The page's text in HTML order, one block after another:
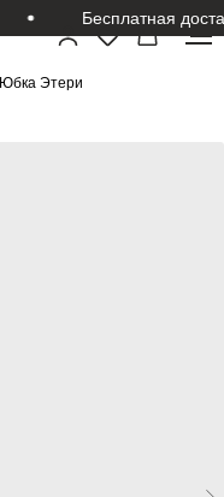
Бесплатная
Юбка Этери